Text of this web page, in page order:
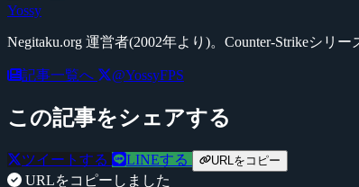
Yossy
Negitaku.org 運営者(2002年より)。Counter-Strikeシ
記事一覧へ @YossyFPS
この記事をシェアする
ツイートする LINEする URLをコピー
URLをコピーしました